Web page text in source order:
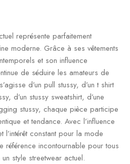
représente parfaitement
moderne. Grâce à ses vêtements
et son influence
de séduire les amateurs de
d’un pull stussy, d’un t shirt
d’un stussy sweatshirt, d’une
stussy, chaque pièce participe
et tendance. Avec l’influence
constant pour la mode
référence incontournable pour tous
style streetwear actuel.